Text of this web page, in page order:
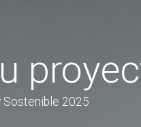
Sostenible 2025